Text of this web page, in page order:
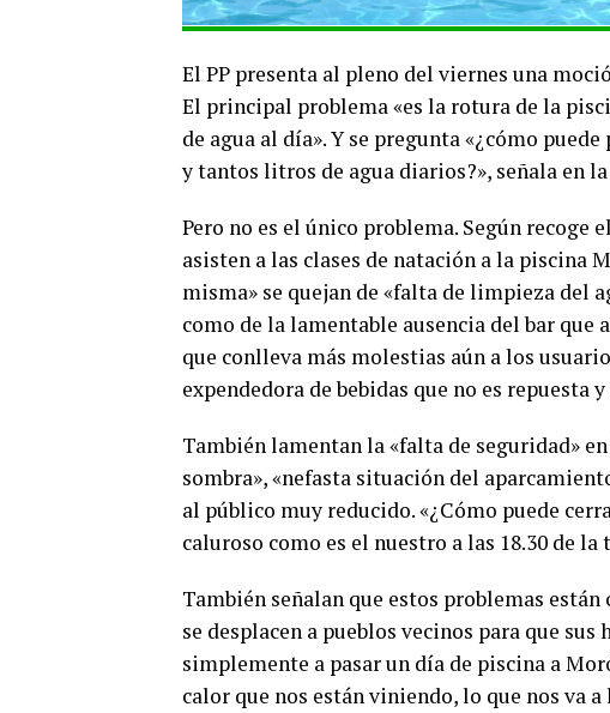
El PP presenta al pleno del viernes una
El principal problema «es la rotura de la
de agua al día». Y se pregunta «¿cómo
y tantos litros de agua diarios?», señala en
Pero no es el único problema. Según recoge
asisten a las clases de natación a la piscina
misma» se quejan de «falta de limpieza del
como de la lamentable ausencia del bar que
que conlleva más molestias aún a los
expendedora de bebidas que no es repuesta
También lamentan la «falta de seguridad»
sombra», «nefasta situación del
al público muy reducido. «¿Cómo puede
caluroso como es el nuestro a las 18.30 de la
También señalan que estos problemas
se desplacen a pueblos vecinos para que
simplemente a pasar un día de piscina a
calor que nos están viniendo, lo que nos va